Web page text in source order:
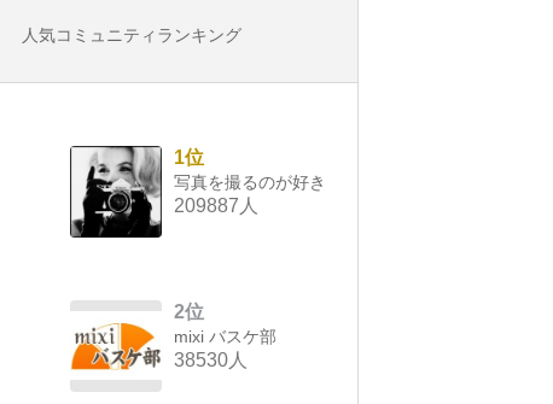
人気コミュニティランキング
1位
写真を撮るのが好き
209887人
2位
mixi バスケ部
38530人